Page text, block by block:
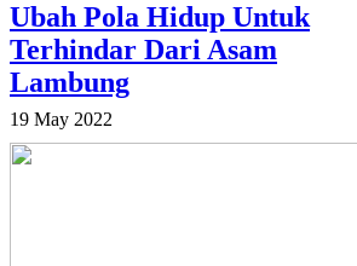
Ubah Pola Hidup Untuk
Terhindar Dari Asam
Lambung
19 May 2022